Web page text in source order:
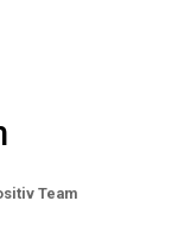
Team